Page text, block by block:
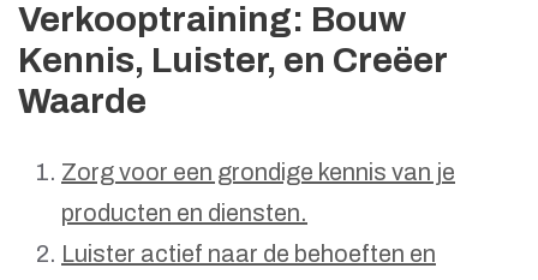
Verkooptraining: Bouw
Kennis, Luister, en Creëer
Waarde
Zorg voor een grondige kennis van je
producten en diensten.
Luister actief naar de behoeften en